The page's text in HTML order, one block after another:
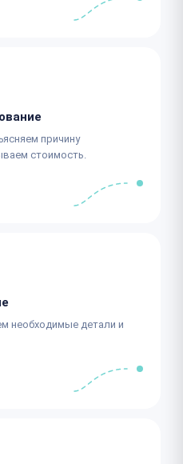
причину
стоимость.
необходимые детали и